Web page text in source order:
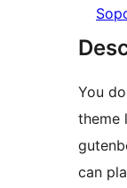
You
theme
can